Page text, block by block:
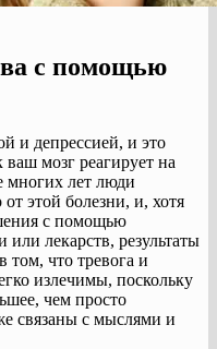
с помощью
и депрессией, и это
мозг реагирует на
многих лет люди
этой болезни, и, хотя
с помощью
лекарств, результаты
что тревога и
излечимы, поскольку
чем просто
связаны с мыслями и